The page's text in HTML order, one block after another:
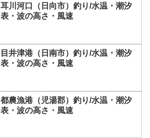
耳川河口（日向市）釣り/水温・潮汐
表・波の高さ・風速
目井津港（日南市）釣り/水温・潮汐
表・波の高さ・風速
都農漁港（児湯郡）釣り/水温・潮汐
表・波の高さ・風速